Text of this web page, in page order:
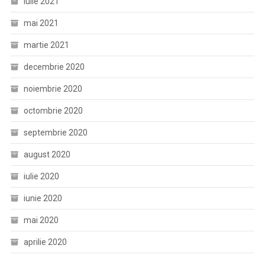
mai 2021
martie 2021
decembrie 2020
noiembrie 2020
octombrie 2020
septembrie 2020
august 2020
iulie 2020
iunie 2020
mai 2020
aprilie 2020